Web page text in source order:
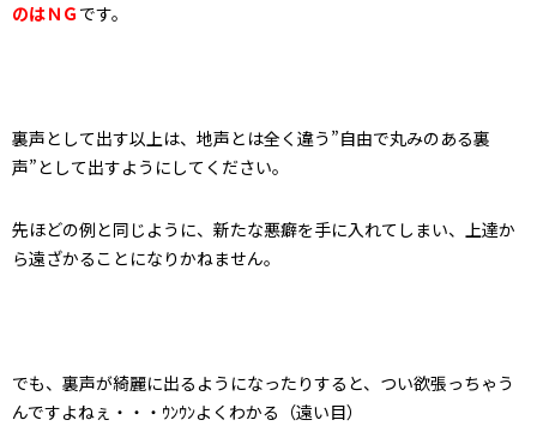
のはＮＧ です。
裏声として出す以上は、地声とは全く違う”自由で丸みのある裏
声”として出すようにしてください。
先ほどの例と同じように、新たな悪癖を手に入れてしまい、上達か
ら遠ざかることになりかねません。
でも、裏声が綺麗に出るようになったりすると、つい欲張っちゃう
んですよねぇ・・・ｳﾝｳﾝよくわかる（遠い目）